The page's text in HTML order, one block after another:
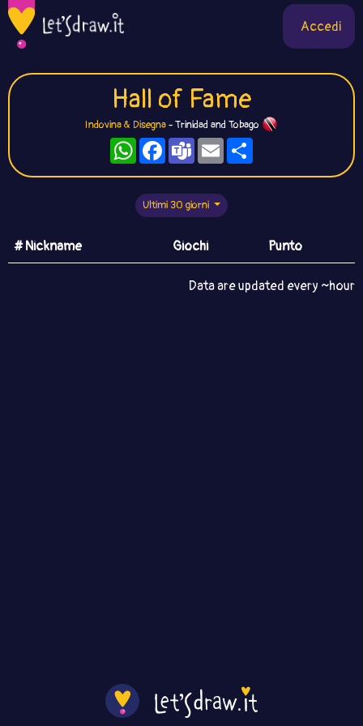
Accedi
Hall of Fame
Indovina & Disegna- Trinidad and Tobago
WhatsAppFacebook
TeamsEmail
Ultimi 30 giorni
# Nickname Giochi Punto
Data are updated every ~hour